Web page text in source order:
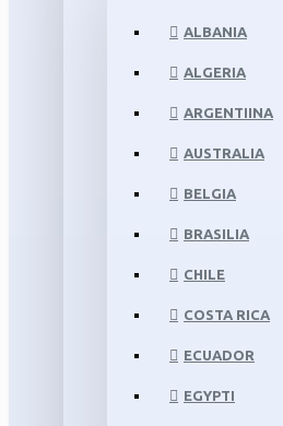
ALBANIA
ALGERIA
ARGENTIINA
AUSTRALIA
BELGIA
BRASILIA
CHILE
COSTA RICA
ECUADOR
EGYPTI